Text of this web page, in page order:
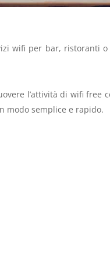
wifi per bar,
l’attività di wifi
modo semplice e rapido.